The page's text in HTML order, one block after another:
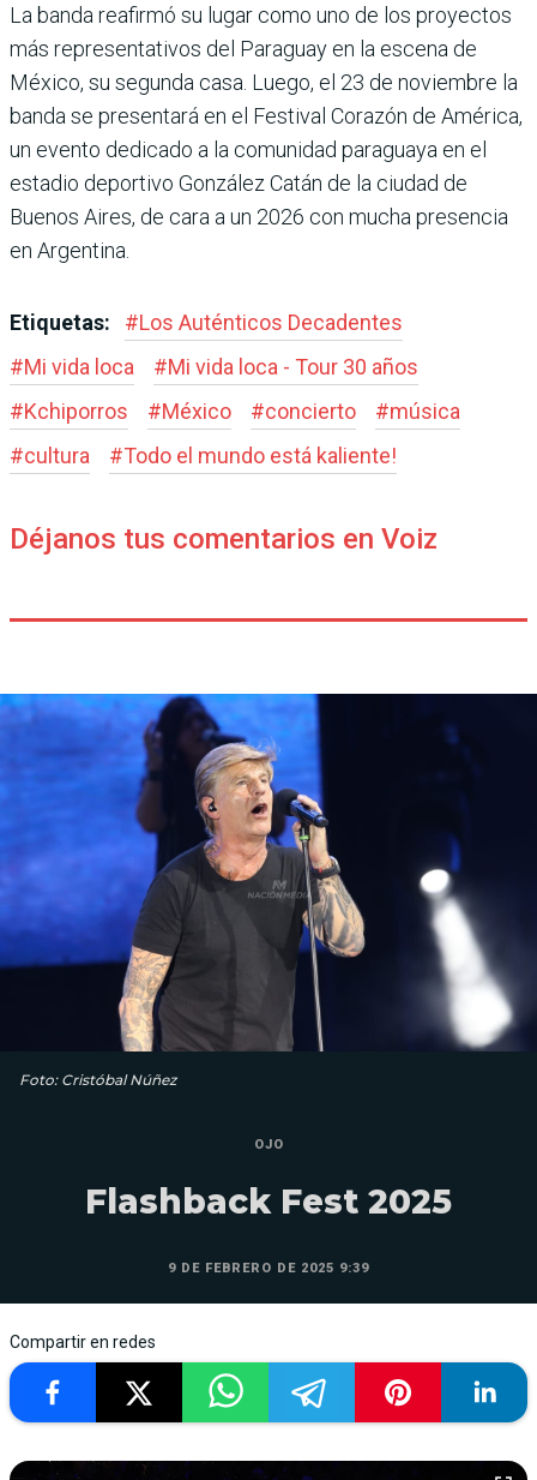
La banda reafirmó su lugar como uno de los proyectos
más representativos del Paraguay en la escena de
México, su segunda casa. Luego, el 23 de noviembre la
banda se presentará en el Festival Corazón de América,
un evento dedicado a la comunidad paraguaya en el
estadio deportivo González Catán de la ciudad de
Buenos Aires, de cara a un 2026 con mucha presencia
en Argentina.
Etiquetas: #Los Auténticos Decadentes
#Mi vida loca #Mi vida loca - Tour 30 años
#Kchiporros #México #concierto #música
#cultura #Todo el mundo está kaliente!
Déjanos tus comentarios en Voiz
Foto: Cristóbal Núñez
OJO
Flashback Fest 2025
9 DE FEBRERO DE 2025 9:39
Compartir en redes